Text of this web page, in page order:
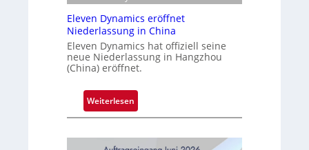
O
S
B
e
l
t
R
e
r
Eleven Dynamics eröffnet
Niederlassung in China
Eleven Dynamics hat offiziell seine
neue Niederlassung in Hangzhou
(China) eröffnet.
Weiterlesen
E